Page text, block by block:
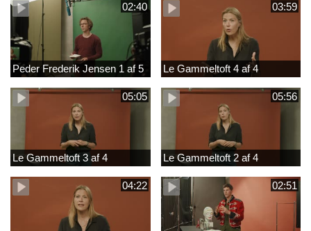
02:40
Peder Frederik Jensen 1 af 5
03:59
Le Gammeltoft 4 af 4
05:05
Le Gammeltoft 3 af 4
05:56
Le Gammeltoft 2 af 4
04:22 02:51